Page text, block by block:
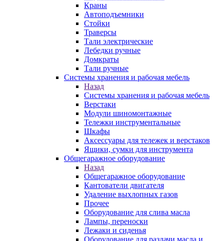
Краны
Автоподъемники
Стойки
Траверсы
Тали электрические
Лебедки ручные
Домкраты
Тали ручные
Системы хранения и рабочая мебель
Назад
Системы хранения и рабочая мебель
Верстаки
Модули шиномонтажные
Тележки инструментальные
Шкафы
Аксессуары для тележек и верстаков
Ящики, сумки для инструмента
Общегаражное оборудование
Назад
Общегаражное оборудование
Кантователи двигателя
Удаление выхлопных газов
Прочее
Оборудование для слива масла
Лампы, переноски
Лежаки и сиденья
Оборудование для раздачи масла и